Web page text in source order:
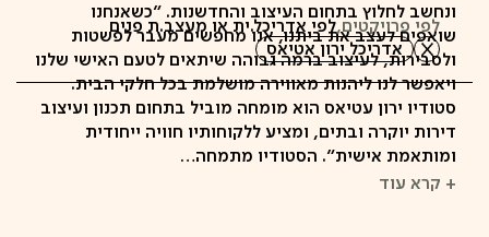
לפי פרויקטים,לפי אדריכל.ית או מעצב.ת פנים
אדריכל ירון אטיאס
ונחשב לחלוץ בתחום העיצוב והחדשנות. "כשאנחנו
שואפים לעצב את ביתנו, אנו מחפשים מעבר לפשטות
ולסבירות, לעיצוב ברמה גבוהה שיתאים לטעם האישי שלנו
ויאפשר לנו ליהנות מאווירה מושלמת בכל חלקי הבית.
סטודיו ירון עטיאס הוא מומחה מוביל בתחום תכנון ועיצוב
דירות יוקרה ובתים, ומציע ללקוחותיו חוויה ייחודית
ומותאמת אישית". הסטודיו מתמחה…
+ קרא עוד